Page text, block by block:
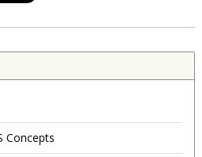
Concepts